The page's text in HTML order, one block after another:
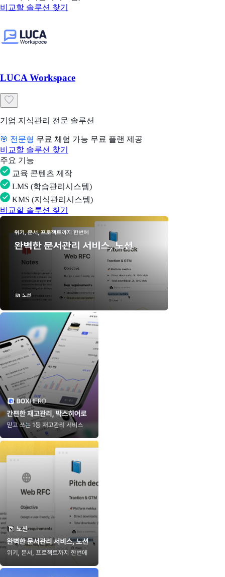
비교할 솔루션 찾기
LUCA Workspace
기업 지식관리 전문 솔루션
🎯 전문형 무료 체험 가능 무료 플랜 제공
비교할 솔루션 찾기
주요 기능
교육 콘텐츠 제작
LMS (학습관리시스템)
KMS (지식관리시스템)
비교할 솔루션 찾기